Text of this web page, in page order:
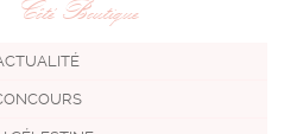
Côté Boutique